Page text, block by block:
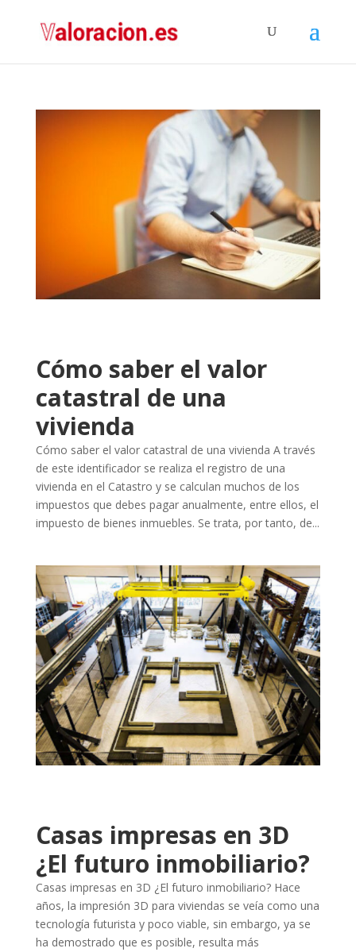
Cómo saber el valor
catastral de una
vivienda
Cómo saber el valor catastral de una vivienda A través
de este identificador se realiza el registro de una
vivienda en el Catastro y se calculan muchos de los
impuestos que debes pagar anualmente, entre ellos, el
impuesto de bienes inmuebles. Se trata, por tanto, de...
Casas impresas en 3D
¿El futuro inmobiliario?
Casas impresas en 3D ¿El futuro inmobiliario? Hace
años, la impresión 3D para viviendas se veía como una
tecnología futurista y poco viable, sin embargo, ya se
ha demostrado que es posible, resulta más